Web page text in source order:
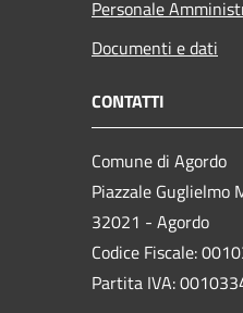
Personale
Documenti e dati
CONTATTI
Comune di Agordo
Piazzale Guglielmo
32021 - Agordo
Codice Fiscale:
Partita IVA: